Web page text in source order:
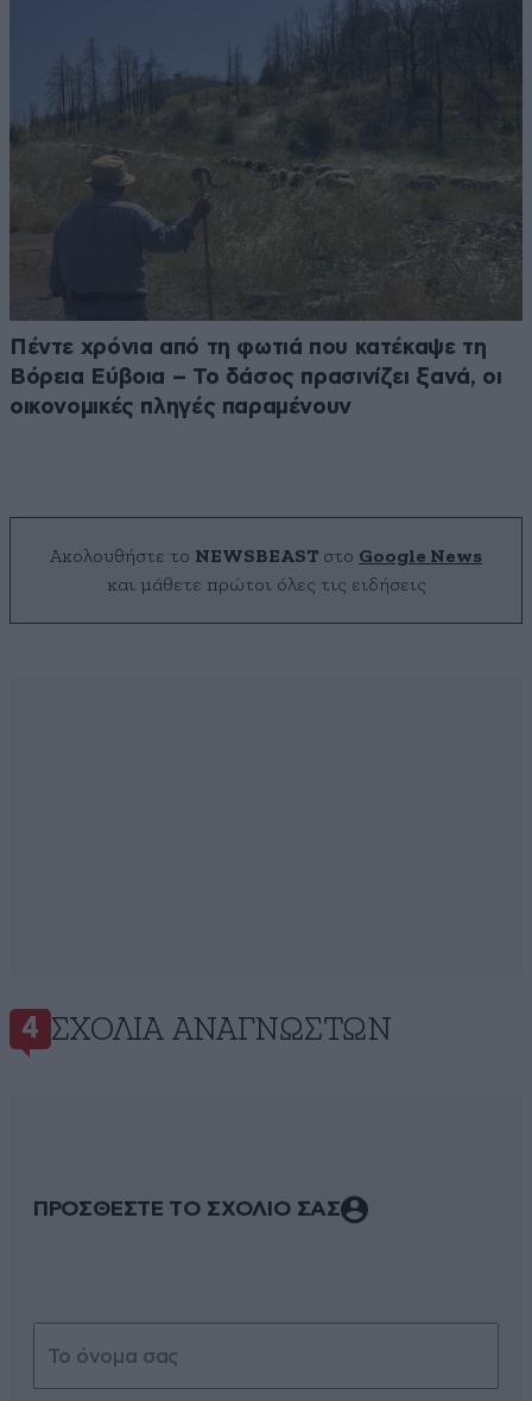
Πέντε χρόνια από τη φωτιά που κατέκαψε τη
Βόρεια Εύβοια – Το δάσος πρασινίζει ξανά, οι
οικονομικές πληγές παραμένουν
Ακολουθήστε το NEWSBEAST στο Google News
και μάθετε πρώτοι όλες τις ειδήσεις
4 ΣΧΌΛΙΑ ΑΝΑΓΝΩΣΤΏΝ
ΠΡΟΣΘΕΣΤΕ ΤΟ ΣΧΟΛΙΟ ΣΑΣ